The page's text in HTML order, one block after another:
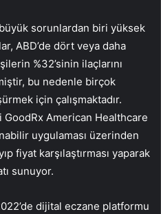
sorunlardan biri yüksek
ABD’de dört veya daha
%32’sinin ilaçlarını
bu nedenle birçok
için çalışmaktadır.
GoodRx American Healthcare
uygulaması üzerinden
fiyat karşılaştırması yaparak
sunuyor.
dijital eczane platformu